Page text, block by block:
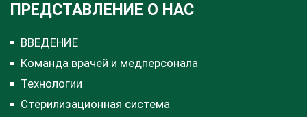
ПРЕДСТАВЛЕНИЕ О НАС
ВВЕДЕНИЕ
Команда врачей и медперсонала
Технологии
Стерилизационная система